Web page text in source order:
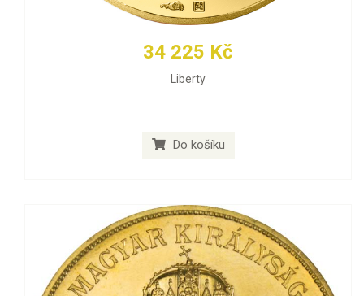
34 225 Kč
Liberty
Do košíku